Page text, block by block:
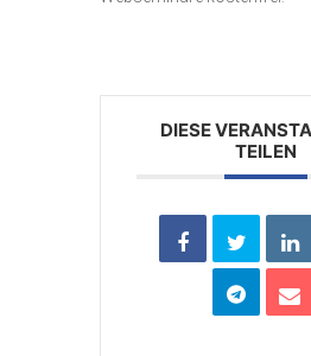
DIESE
TEILEN